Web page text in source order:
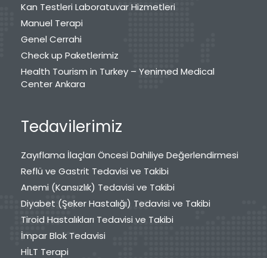
Kan Testleri Laboratuvar Hizmetleri
Manuel Terapi
Genel Cerrahi
Check up Paketlerimiz
Health Tourism in Turkey – Yenimed Medical
Center Ankara
Tedavilerimiz
Zayıflama İlaçları Öncesi Dahiliye Değerlendirmesi
Reflü ve Gastrit Tedavisi ve Takibi
Anemi (Kansızlık) Tedavisi ve Takibi
Diyabet (Şeker Hastalığı) Tedavisi ve Takibi
Tiroid Hastalıkları Tedavisi ve Takibi
İmpar Blok Tedavisi
HİLT Terapi